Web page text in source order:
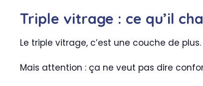
Triple vitrage : ce qu’il
Le triple vitrage, c’est une couche de plus.
Mais attention : ça ne veut pas dire